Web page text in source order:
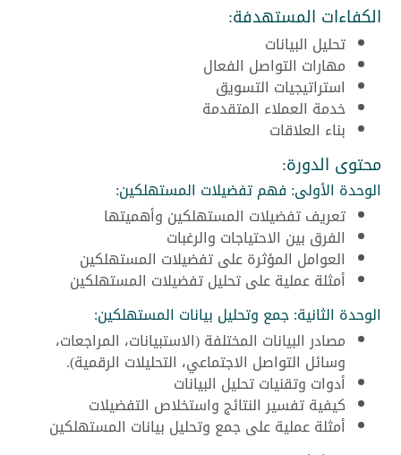
الكفاءات المستهدفة:
تحليل البيانات
مهارات التواصل الفعال
استراتيجيات التسويق
خدمة العملاء المتقدمة
بناء العلاقات
محتوى الدورة:
الوحدة الأولى: فهم تفضيلات المستهلكين:
تعريف تفضيلات المستهلكين وأهميتها
الفرق بين الاحتياجات والرغبات
العوامل المؤثرة على تفضيلات المستهلكين
أمثلة عملية على تحليل تفضيلات المستهلكين
الوحدة الثانية: جمع وتحليل بيانات المستهلكين:
مصادر البيانات المختلفة (الاستبيانات، المراجعات،
وسائل التواصل الاجتماعي، التحليلات الرقمية).
أدوات وتقنيات تحليل البيانات
كيفية تفسير النتائج واستخلاص التفضيلات
أمثلة عملية على جمع وتحليل بيانات المستهلكين